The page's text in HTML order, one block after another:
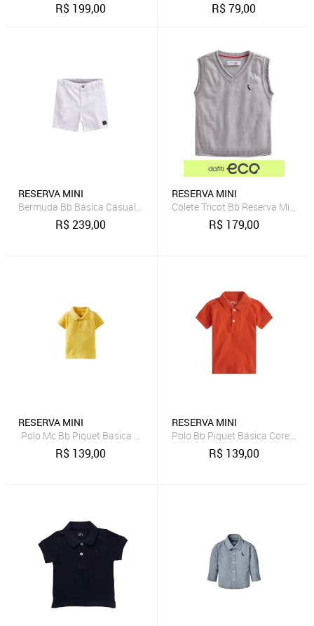
R$ 199,00 R$79,00
RESERVA MINI
Bermuda Bb Básica Casual Nova Reserva Mini
R$239,00
RESERVA MINI
Colete Tricot Bb Reserva Mini
R$ 179,00
RESERVA MINI
Polo Mc Bb Piquet Basica Reserva Mini
R$ 139,00
RESERVA MINI
Polo Bb Piquet Básica Cores
R$ 139,00